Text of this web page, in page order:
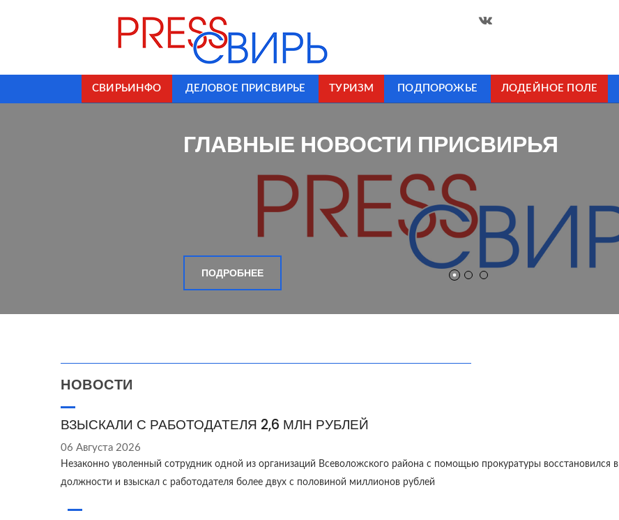
СВИРЬИНФО ДЕЛОВОЕ ПРИСВИРЬЕ ТУРИЗМ ПОДПОРОЖЬЕ ЛОДЕЙНОЕ ПОЛЕ
ГЛАВНЫЕ НОВОСТИ ПРИСВИРЬЯ
ПОДРОБНЕЕ
НОВОСТИ
ВЗЫСКАЛИ С РАБОТОДАТЕЛЯ 2,6 МЛН РУБЛЕЙ
06 Августа 2026
Незаконно уволенный сотрудник одной из организаций Всеволожского района с помощью прокуратуры восстановился в
должности и взыскал с работодателя более двух с половиной миллионов рублей